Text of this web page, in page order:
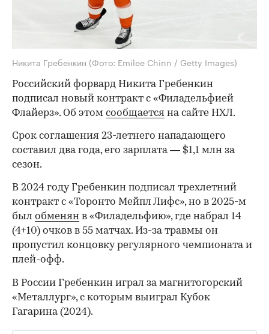
Никита Гребенкин (Фото: Emilee Chinn / Getty Images)
Российский форвард Никита Гребенкин
подписал новый контракт с «Филадельфией
Флайерз». Об этом сообщается на сайте НХЛ.
Срок соглашения 23-летнего нападающего
составил два года, его зарплата — $1,1 млн за
сезон.
В 2024 году Гребенкин подписал трехлетний
контракт с «Торонто Мейпл Лифс», но в 2025-м
был обменян в «Филадельфию», где набрал 14
(4+10) очков в 55 матчах. Из-за травмы он
пропустил концовку регулярного чемпионата и
плей-офф.
В России Гребенкин играл за магнитогорский
«Металлург», с которым выиграл Кубок
Гагарина (2024).